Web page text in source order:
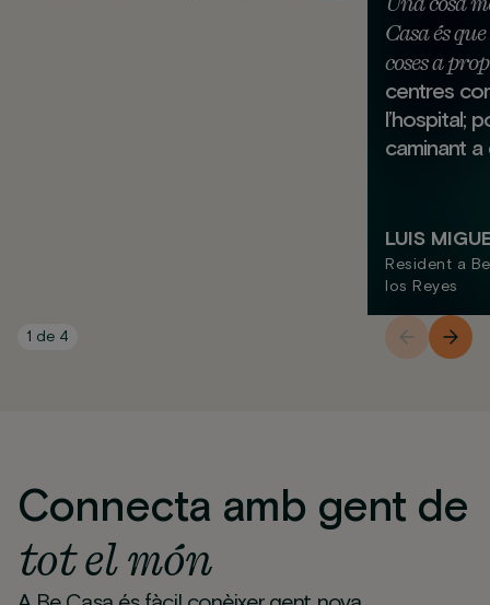
Casa és
coses a prop
centres
l’hospital;
caminant a
LUIS
Resident a
los Reyes
1 de 4
Connecta amb gent de
tot el món